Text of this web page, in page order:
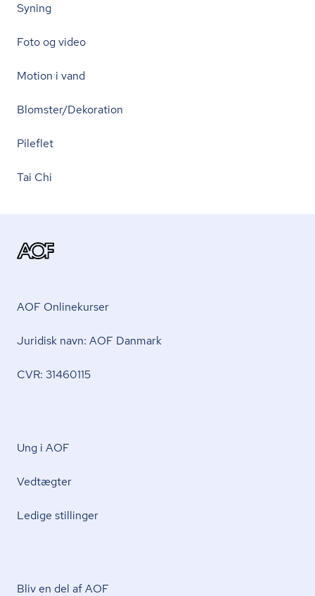
Syning
Foto og video
Motion i vand
Blomster/Dekoration
Pileflet
Tai Chi
AOF Onlinekurser
Juridisk navn: AOF Danmark
CVR: 31460115
Ung i AOF
Vedtægter
Ledige stillinger
Bliv en del af AOF